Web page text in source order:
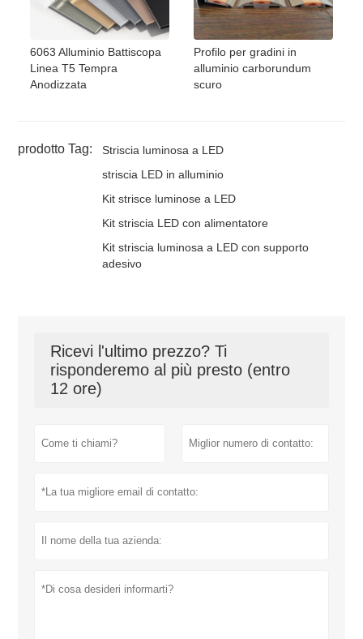
6063 Alluminio Battiscopa
Linea T5 Tempra
Anodizzata
Profilo per gradini in
alluminio carborundum
scuro
prodotto Tag:
Striscia luminosa a LED
striscia LED in alluminio
Kit strisce luminose a LED
Kit striscia LED con alimentatore
Kit striscia luminosa a LED con supporto
adesivo
Ricevi l'ultimo prezzo? Ti
risponderemo al più presto (entro
12 ore)